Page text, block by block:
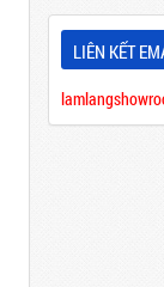
LIÊN KẾT